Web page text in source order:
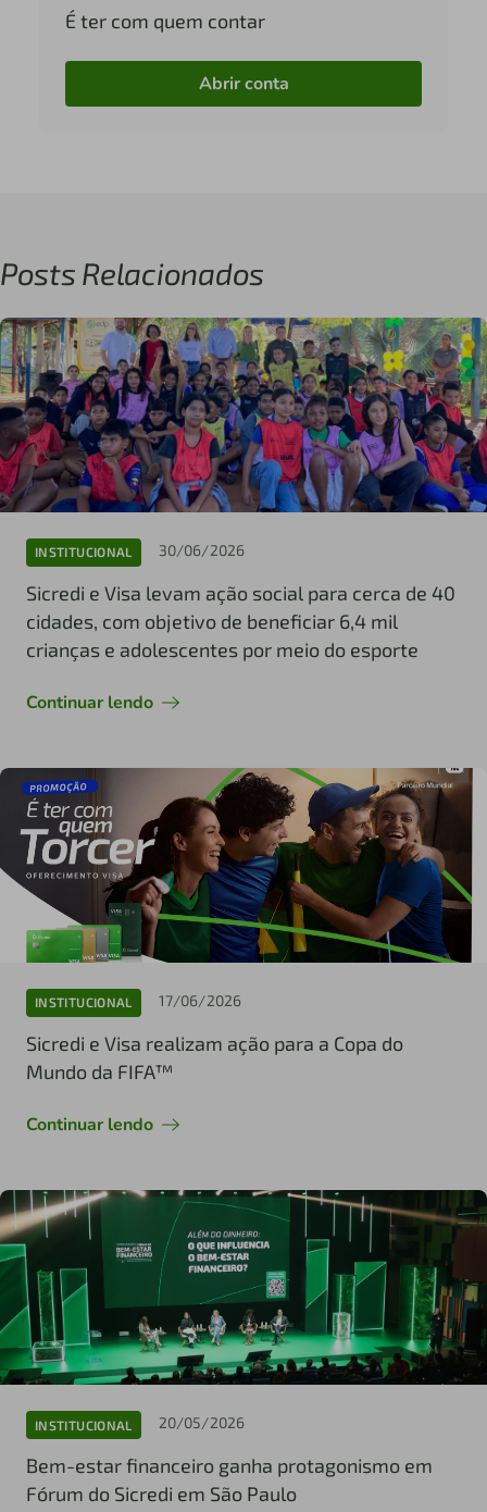
É ter com quem contar
Abrir conta
Posts Relacionados
INSTITUCIONAL 30/06/2026
Sicredi e Visa levam ação social para cerca de 40
cidades, com objetivo de beneficiar 6,4 mil
crianças e adolescentes por meio do esporte
Continuar lendo
INSTITUCIONAL 17/06/2026
Sicredi e Visa realizam ação para a Copa do
Mundo da FIFA™
Continuar lendo
INSTITUCIONAL 20/05/2026
Bem-estar financeiro ganha protagonismo em
Fórum do Sicredi em São Paulo